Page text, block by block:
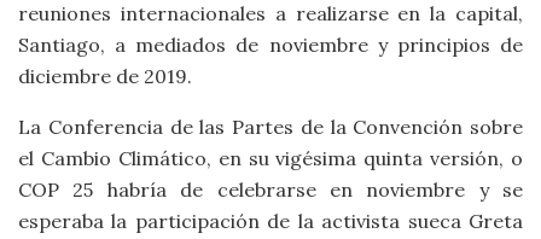
reuniones internacionales a realizarse en la capital,
Santiago, a mediados de noviembre y principios de
diciembre de 2019.
La Conferencia de las Partes de la Convención sobre
el Cambio Climático, en su vigésima quinta versión, o
COP 25 habría de celebrarse en noviembre y se
esperaba la participación de la activista sueca Greta